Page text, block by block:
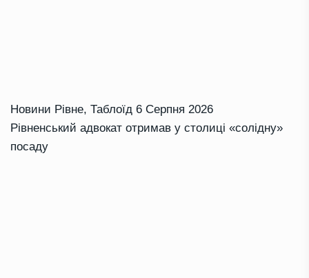
Новини Рівне, Таблоїд 6 Серпня 2026
Рівненський адвокат отримав у столиці «солідну»
посаду